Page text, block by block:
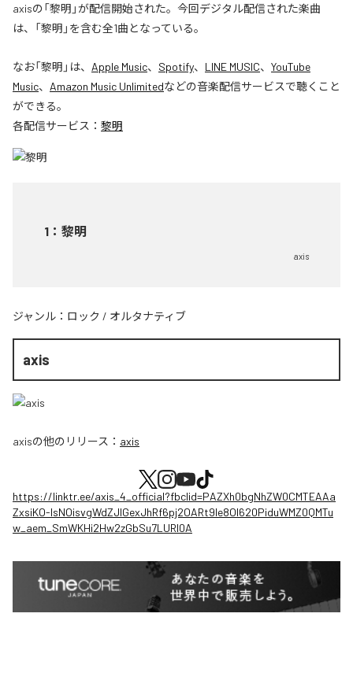
axisの「黎明」が配信開始された。今回デジタル配信された楽曲
は、「黎明」を含む全1曲となっている。
なお「黎明 」は、 Apple Music、 Spotify、 LINE MUSIC、 YouTube
Music、 Amazon Music Unlimitedなどの音楽配信サービスで聴くこと
ができる。
各配信サービス： 黎明
1 ： 黎明
axis
ジャンル： ロック / オルタナティブ
axis
axisの他のリリース： axis
https://linktr.ee/axis_4_official?fbclid=PAZXh0bgNhZW0CMTEAAa
ZxsiKO-IsNOisvgWdZJIGexJhRf6pj2OARt9le8OI620PiduWMZ0QMTu
w_aem_SmWKHi2Hw2zGbSu7LURI0A